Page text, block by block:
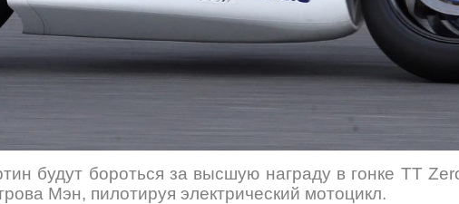
будут бороться за высшую награду в гонке TT
Мэн, пилотируя электрический мотоцикл.